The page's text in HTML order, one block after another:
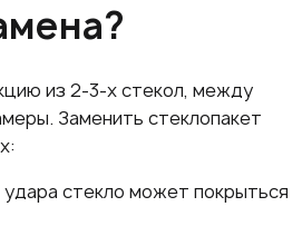
из 2-3-х стекол, между
Заменить стеклопакет
стекло может покрыться